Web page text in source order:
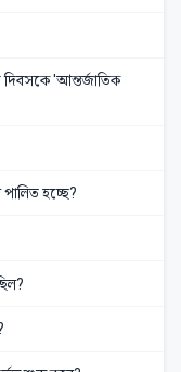
দিবসকে 'আন্তর্জাতিক
হচ্ছে?